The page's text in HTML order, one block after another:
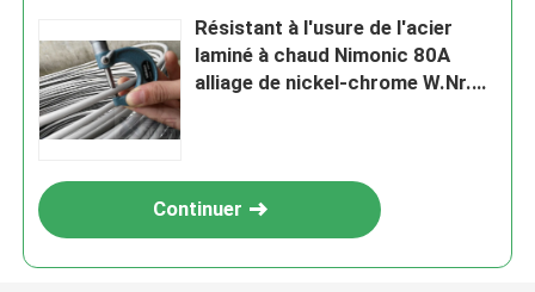
Résistant à l'usure de l'acier
laminé à chaud Nimonic 80A
alliage de nickel-chrome W.Nr.
Continuer